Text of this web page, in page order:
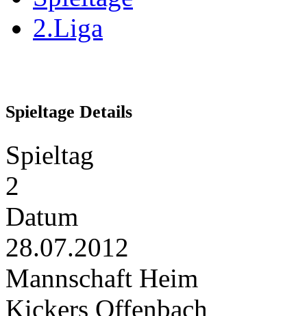
2.Liga
Spieltage Details
Spieltag
2
Datum
28.07.2012
Mannschaft Heim
Kickers Offenbach